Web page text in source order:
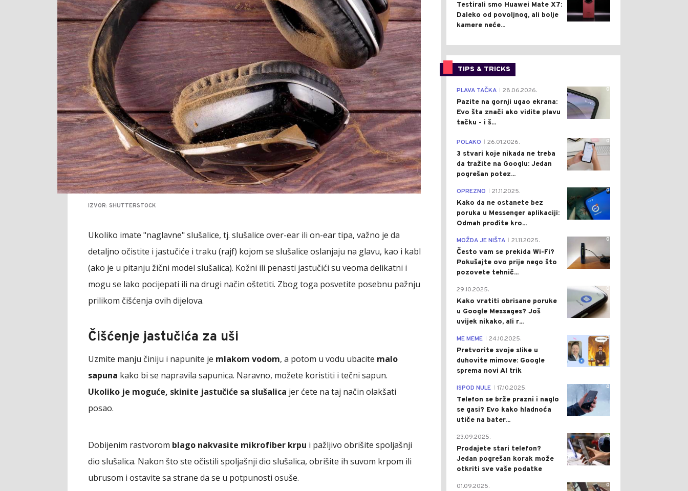
IZVOR: SHUTTERSTOCK
Ukoliko imate "naglavne" slušalice, tj. slušalice over-ear ili on-ear tipa, važno je da
detaljno očistite i jastučiće i traku (rajf) kojom se slušalice oslanjaju na glavu, kao i kabl
(ako je u pitanju žični model slušalica). Kožni ili penasti jastučići su veoma delikatni i
mogu se lako pocijepati ili na drugi način oštetiti. Zbog toga posvetite posebnu pažnju
prilikom čišćenja ovih dijelova.
Čišćenje jastučića za uši
Uzmite manju činiju i napunite je mlakom vodom, a potom u vodu ubacite malo
sapuna kako bi se napravila sapunica. Naravno, možete koristiti i tečni sapun.
Ukoliko je moguće, skinite jastučiće sa slušalica jer ćete na taj način olakšati
posao.
Dobijenim rastvorom blago nakvasite mikrofiber krpu i pažljivo obrišite spoljašnji
dio slušalica. Nakon što ste očistili spoljašnji dio slušalica, obrišite ih suvom krpom ili
ubrusom i ostavite sa strane da se u potpunosti osuše.
Testirali smo Huawei Mate X7:
Daleko od povoljnog, ali bolje
kamere neće...
TIPS & TRICKS
0
PLAVA TAČKA 28.06.2026.
Pazite na gornji ugao ekrana:
Evo šta znači ako vidite plavu
tačku - i š...
0
POLAKO 26.01.2026.
3 stvari koje nikada ne treba
da tražite na Googlu: Jedan
pogrešan potez...
0
OPREZNO 21.11.2025.
Kako da ne ostanete bez
poruka u Messenger aplikaciji:
Odmah prođite kro...
0
MOŽDA JE NIŠTA 21.11.2025.
Često vam se prekida Wi-Fi?
Pokušajte ovo prije nego što
pozovete tehnič...
0
29.10.2025.
Kako vratiti obrisane poruke
u Google Messages? Još
uvijek nikako, ali r...
0
ME MEME 24.10.2025.
Pretvorite svoje slike u
duhovite mimove: Google
sprema novi AI trik
0
ISPOD NULE 17.10.2025.
Telefon se brže prazni i naglo
se gasi? Evo kako hladnoća
utiče na bater...
0
23.09.2025.
Prodajete stari telefon?
Jedan pogrešan korak može
otkriti sve vaše podatke
0
01.09.2025.